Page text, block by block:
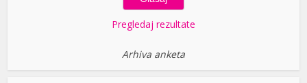
Pregledaj rezultate
Arhiva anketa